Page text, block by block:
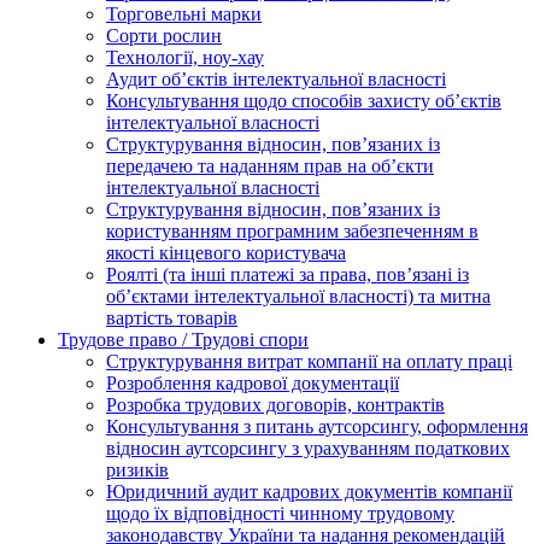
Торговельні марки
Сорти рослин
Технології, ноу-хау
Аудит об’єктів інтелектуальної власності
Консультування щодо способів захисту об’єктів
інтелектуальної власності
Структурування відносин, пов’язаних із
передачею та наданням прав на об’єкти
інтелектуальної власності
Структурування відносин, пов’язаних із
користуванням програмним забезпеченням в
якості кінцевого користувача
Роялті (та інші платежі за права, пов’язані із
об’єктами інтелектуальної власності) та митна
вартість товарів
Трудове право / Трудові спори
Cтруктурування витрат компанії на оплату праці
Розроблення кадрової документації
Розробка трудових договорів, контрактів
Консультування з питань аутсорсингу, оформлення
відносин аутсорсингу з урахуванням податкових
ризиків
Юридичний аудит кадрових документів компанії
щодо їх відповідності чинному трудовому
законодавству України та надання рекомендацій